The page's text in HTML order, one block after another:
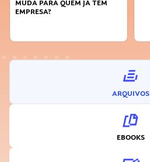
ARQUIVOS
EBOOKS